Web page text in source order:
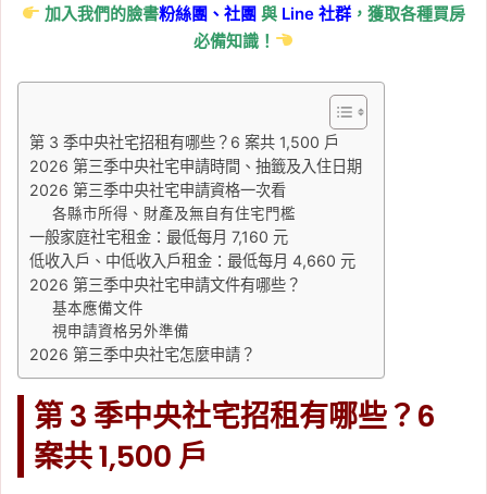
加入我們的臉書粉絲團、社團與 Line社群 ，獲取各種買房
必備知識！
第 3 季中央社宅招租有哪些？6 案共 1,500 戶
2026 第三季中央社宅申請時間、抽籤及入住日期
2026 第三季中央社宅申請資格一次看
各縣市所得、財產及無自有住宅門檻
一般家庭社宅租金：最低每月 7,160 元
低收入戶、中低收入戶租金：最低每月 4,660 元
2026 第三季中央社宅申請文件有哪些？
基本應備文件
視申請資格另外準備
2026 第三季中央社宅怎麼申請？
第 3 季中央社宅招租有哪些？6
案共 1,500 戶